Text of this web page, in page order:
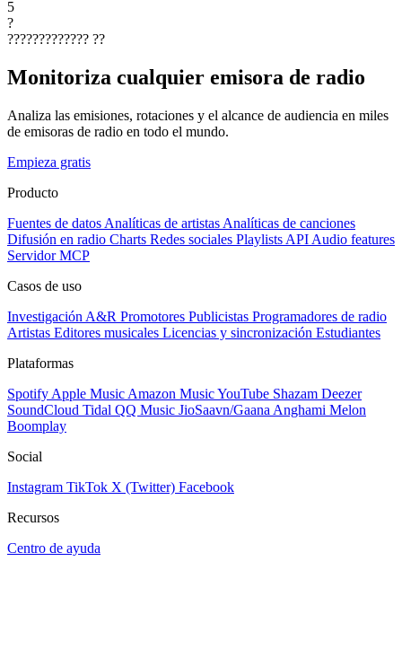
5
?
????????????? ??
Monitoriza cualquier emisora de radio
Analiza las emisiones, rotaciones y el alcance de audiencia en miles
de emisoras de radio en todo el mundo.
Empieza gratis
Producto
Fuentes de datos Analíticas de artistas Analíticas de canciones
Difusión en radio Charts Redes sociales Playlists API Audio features
Servidor MCP
Casos de uso
Investigación A&R Promotores Publicistas Programadores de radio
Artistas Editores musicales Licencias y sincronización Estudiantes
Plataformas
Spotify Apple Music Amazon MusicYouTube Shazam Deezer
SoundCloud Tidal QQ Music JioSaavn/Gaana Anghami Melon
Boomplay
Social
Instagram TikTok X (Twitter) Facebook
Recursos
Centro de ayuda